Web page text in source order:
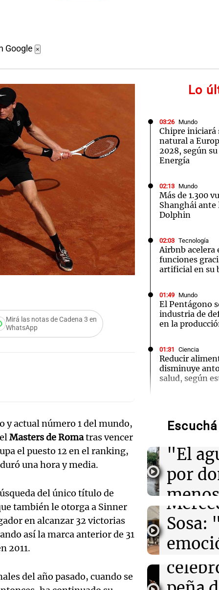
Google ×
Mirá las notas de Cadena 3 en
WhatsApp
actual número 1 del mundo,
Masters de Romatras vencer
el puesto 12 en el ranking,
una hora y media.
del único título de
también le otorga a Sinner
en alcanzar 32 victorias
así la marca anterior de 31
2011.
del año pasado, cuando se
Lo
03:26 Mundo
Chipre iniciará
natural a
2028, según
Energía
02:13 Mundo
Más de 1.300
Shanghái
Dolphin
02:03 Tecnología
Airbnb acelera
funciones
artificial en su
01:49 Mundo
El Pentágono
industria de
en la
01:31 Ciencia
Reducir
disminuye
salud, según
bajo en 90
crisis hídrica
Clima
Clima en
tiempo este
Clima en
el tiempo este
agosto
Clima en
el tiempo
agosto
"El
por
menos
Una
Rosario
Episodios
Audio.
huella
Sosa:
filtro
Audio.
Audio.